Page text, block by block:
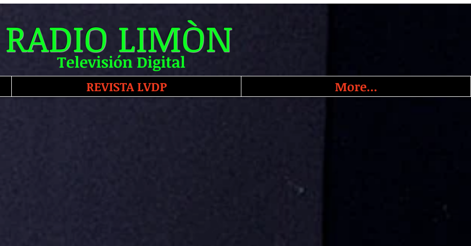
Televisión Digital
RADIO LIMÒN
REVISTA LVDP More...